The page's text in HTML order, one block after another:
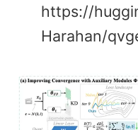
https://
Harahan/